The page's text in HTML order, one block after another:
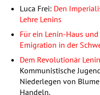
Luca Frei: Den
Lehre Lenins
Für ein Lenin-Haus
Emigration in der
Dem Revolutionär
Kommunistische
Niederlegen von
Handeln.